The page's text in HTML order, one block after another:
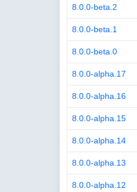
8.0.0-beta.2
8.0.0-beta.1
8.0.0-beta.0
8.0.0-alpha.17
8.0.0-alpha.16
8.0.0-alpha.15
8.0.0-alpha.14
8.0.0-alpha.13
8.0.0-alpha.12